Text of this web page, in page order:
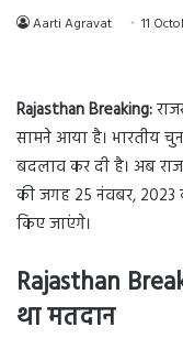
Aarti Agravat 11
Rajasthan Breaking:
सामने आया है। भारतीय
बदलाव कर दी है। अब
की जगह 25 नंवबर, 2023
किए जाएंगे।
Rajasthan
था मतदान